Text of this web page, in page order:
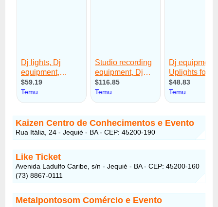
Kaizen Centro de Conhecimentos e Evento
Rua Itália, 24 - Jequié - BA - CEP: 45200-190
Like Ticket
Avenida Ladulfo Caribe, s/n - Jequié - BA - CEP: 45200-160
(73) 8867-0111
Metalpontosom Comércio e Evento